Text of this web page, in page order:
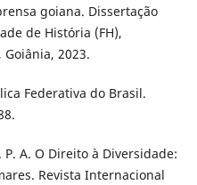
goiana. Dissertação
de História (FH),
2023.
Federativa do Brasil.
P. A. O Direito à Diversidade:
Revista Internacional